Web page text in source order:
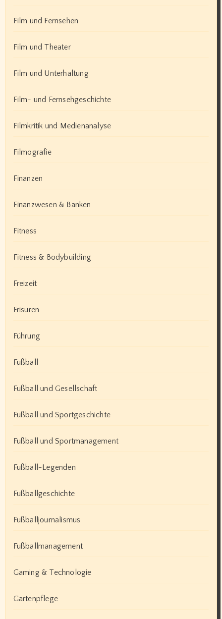
Film und Fernsehen
Film und Theater
Film und Unterhaltung
Film- und Fernsehgeschichte
Filmkritik und Medienanalyse
Filmografie
Finanzen
Finanzwesen & Banken
Fitness
Fitness & Bodybuilding
Freizeit
Frisuren
Führung
Fußball
Fußball und Gesellschaft
Fußball und Sportgeschichte
Fußball und Sportmanagement
Fußball-Legenden
Fußballgeschichte
Fußballjournalismus
Fußballmanagement
Gaming & Technologie
Gartenpflege